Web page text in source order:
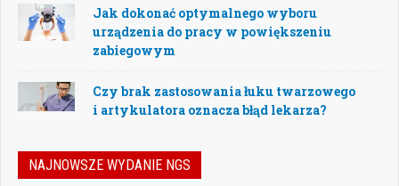
Jak dokonać optymalnego wyboru
urządzenia do pracy w powiększeniu
zabiegowym
Czy brak zastosowania łuku twarzowego
i artykulatora oznacza błąd lekarza?
NAJNOWSZE WYDANIE NGS